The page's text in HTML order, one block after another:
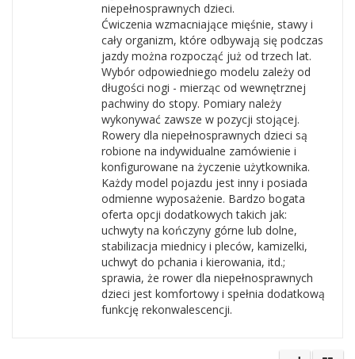
niepełnosprawnych dzieci.
Ćwiczenia wzmacniające mięśnie, stawy i
cały organizm, które odbywają się podczas
jazdy można rozpocząć już od trzech lat.
Wybór odpowiedniego modelu zależy od
długości nogi - mierząc od wewnętrznej
pachwiny do stopy. Pomiary należy
wykonywać zawsze w pozycji stojącej.
Rowery dla niepełnosprawnych dzieci są
robione na indywidualne zamówienie i
konfigurowane na życzenie użytkownika.
Każdy model pojazdu jest inny i posiada
odmienne wyposażenie. Bardzo bogata
oferta opcji dodatkowych takich jak:
uchwyty na kończyny górne lub dolne,
stabilizacja miednicy i pleców, kamizelki,
uchwyt do pchania i kierowania, itd.;
sprawia, że rower dla niepełnosprawnych
dzieci jest komfortowy i spełnia dodatkową
funkcję rekonwalescencji.